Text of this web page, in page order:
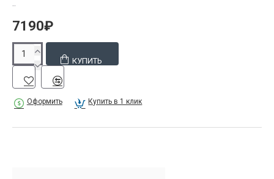
7190₽
КУПИТЬ
Оформить Купить в 1 клик